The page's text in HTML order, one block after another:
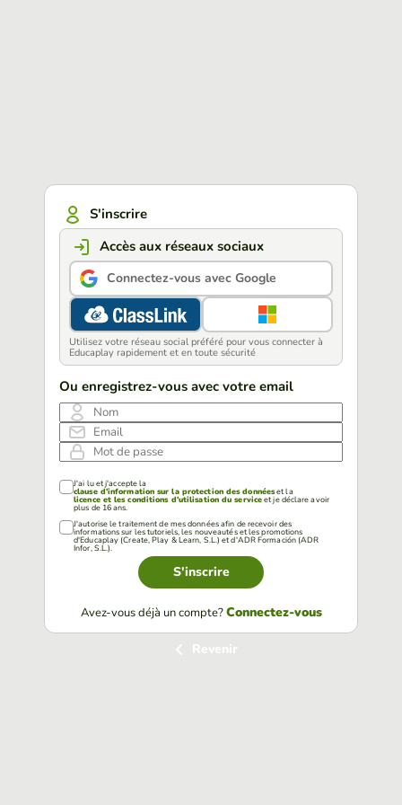
S'inscrire
Accès aux réseaux sociaux
Connectez-vous avec Google
Utilisez votre réseau social préféré pour vous connecter à
Educaplay rapidement et en toute sécurité
Ou enregistrez-vous avec votre email
Nom
Email
Mot de passe
J'ai lu et j'accepte la
clause d'information sur la protection des donnéeset la
licence et les conditions d'utilisation du serviceet je déclare avoir
plus de 16 ans.
J'autorise le traitement de mes données afin de recevoir des
informations sur les tutoriels, les nouveautés et les promotions
d'Educaplay (Create, Play & Learn, S.L.) et d'ADR Formación (ADR
Infor, S.L.).
S'inscrire
Avez-vous déjà un compte?Connectez-vous
Revenir